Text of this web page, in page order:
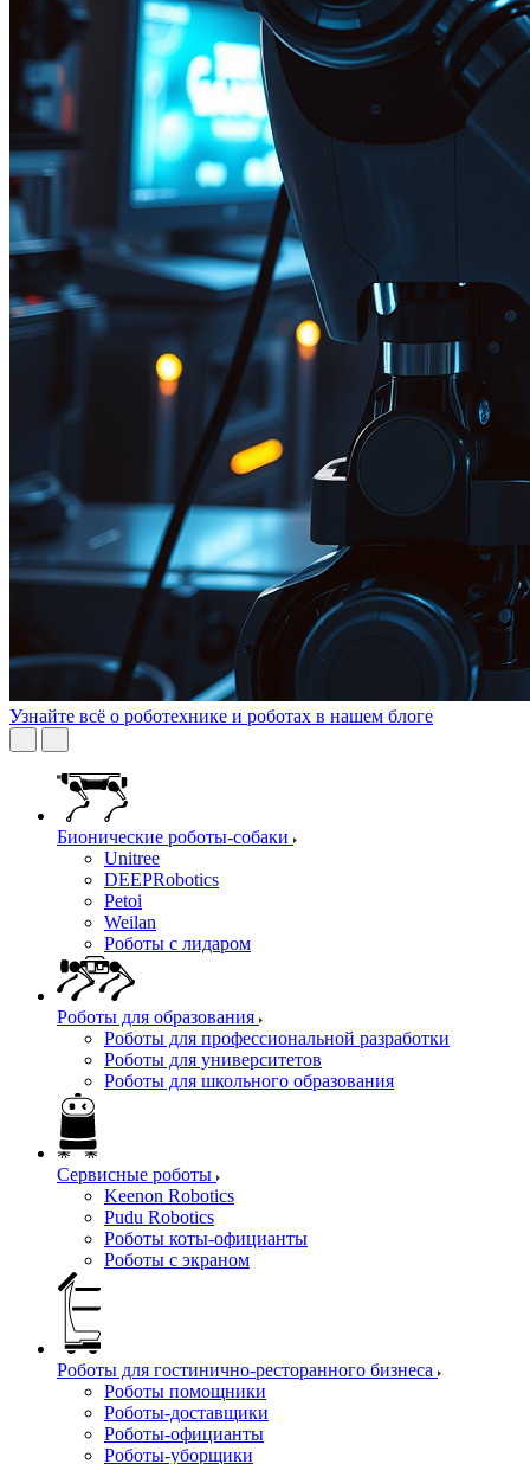
Узнайте всё о роботехнике и роботах в нашем блоге
Бионические роботы-собаки
Unitree
DEEPRobotics
Petoi
Weilan
Роботы с лидаром
Роботы для образования
Роботы для профессиональной разработки
Роботы для университетов
Роботы для школьного образования
Сервисные роботы
Keenon Robotics
Pudu Robotics
Роботы коты-официанты
Роботы с экраном
Роботы для гостинично-ресторанного бизнеса
Роботы помощники
Роботы-доставщики
Роботы-официанты
Роботы-уборщики